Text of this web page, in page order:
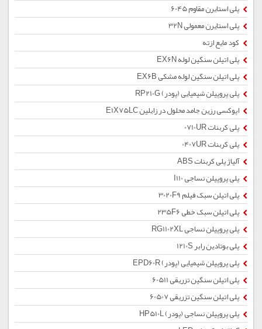
پلی استایرن مقاوم 6045
پلی استایرن معمولی 32N
کود مایع ازته
پلی اتیلن سنگین لوله EX6N
پلی اتیلن سنگین لوله مشکی EX6B
پلی پروپیلن شیمیایی (پودر) RP210G
اپوکسی رزین جامد محلول در زایلین E1X75LC
پلی کربنات 0710UR
پلی کربنات 0407UR
آلیاژ پلی کربنات ABS
پلی پروپیلن نساجی I110
پلی اتیلن سبک فیلم 3020F9
پلی اتیلن سبک خطی 235F6
پلی پروپیلن نساجی RG1102XL
پلی بوتادین رابر 1210S
پلی پروپیلن شیمیایی (پودر) EPD60R
پلی اتیلن سنگین تزریقی 60511
پلی اتیلن سنگین تزریقی 60507
پلی پروپیلن نساجی (پودر) HP510L